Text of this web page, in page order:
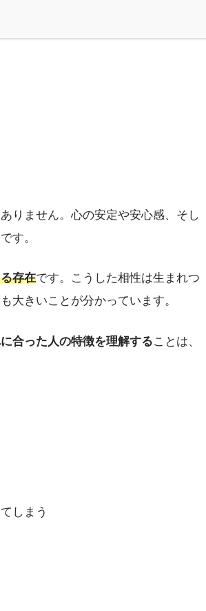
りません。心の安定や安心感、そし
す。
存在です。こうした相性は生まれつ
大きいことが分かっています。
合った人の特徴を理解することは、
しまう